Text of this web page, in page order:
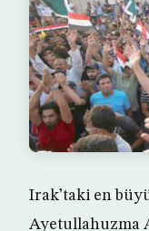
Irak’taki en
Ayetullahuzma